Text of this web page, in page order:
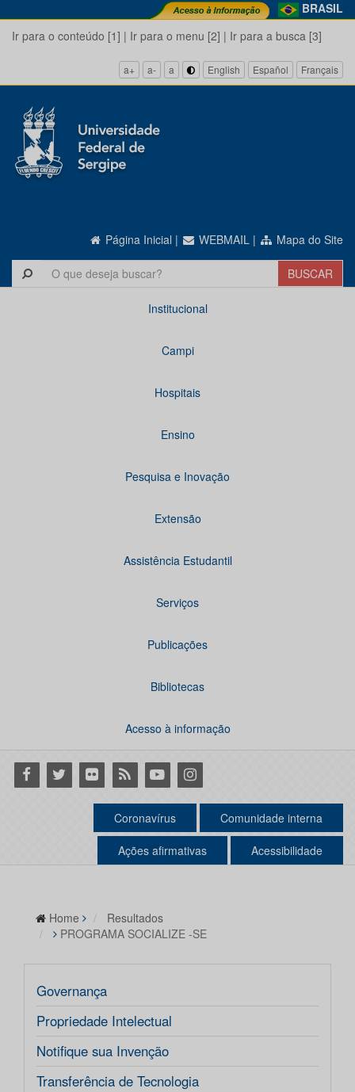
BRASIL
Ir para o conteúdo [1] | Ir para o menu [2] | Ir para a busca [3]
a+ a- a English Español Français
Página Inicial | WEBMAIL | Mapa do Site
Institucional
Campi
Hospitais
Ensino
Pesquisa e Inovação
Extensão
Assistência Estudantil
Serviços
Publicações
Bibliotecas
Acesso à informação
Facebook
Twitter Flickr RSS YoutubeInstagram
Coronavírus Comunidade interna
Ações afirmativas Acessibilidade
Home
Resultados
PROGRAMA SOCIALIZE -SE
Governança
Propriedade Intelectual
Notifique sua Invenção
Transferência de Tecnologia